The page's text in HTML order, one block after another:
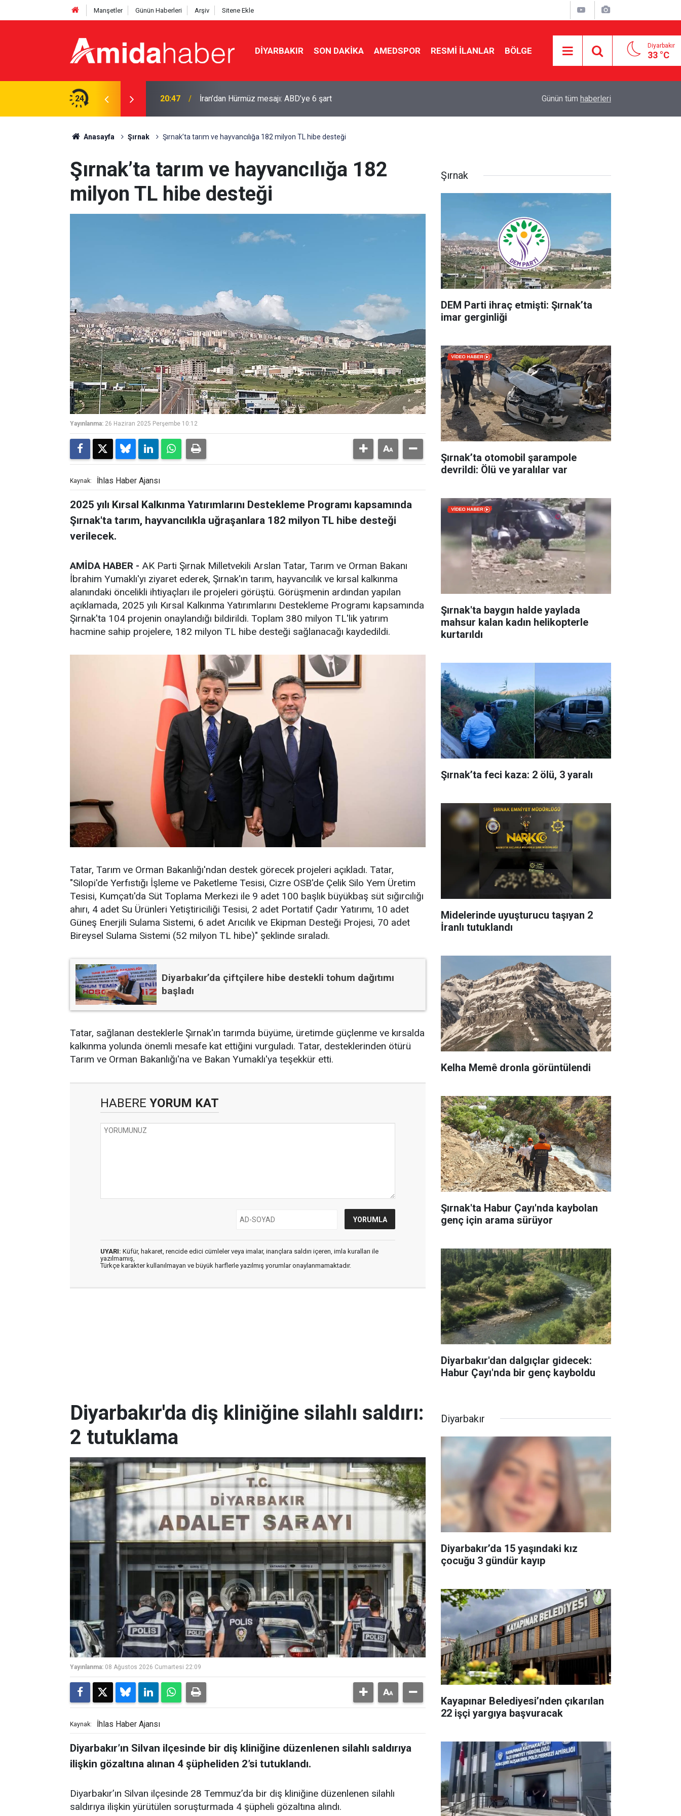
Manşetler Günün Haberleri Arşiv Sitene Ekle
DIYARBAKIR SON DAKIKA AMEDSPOR RESMI İLANLAR BÖLGE Diyarbakır
33 °C
24 20:47 İran’dan Hürmüz mesajı: ABD’ye 6 şart Urfa Kalesi ziyaretçilere yeniden açılıyor: Tarih
Günün tüm haberleri
Anasayfa Şırnak Şırnak’ta tarım ve hayvancılığa 182 milyon TL hibe desteği
Şırnak’ta tarım ve hayvancılığa 182
milyon TL hibe desteği
Yayınlanma: 26 Haziran 2025 Perşembe 10:12
Kaynak: İhlas Haber Ajansı
2025 yılı Kırsal Kalkınma Yatırımlarını Destekleme Programı kapsamında
Şırnak'ta tarım, hayvancılıkla uğraşanlara 182 milyon TL hibe desteği
verilecek.
AMİDA HABER - AK Parti Şırnak Milletvekili Arslan Tatar, Tarım ve Orman Bakanı
İbrahim Yumaklı'yı ziyaret ederek, Şırnak'ın tarım, hayvancılık ve kırsal kalkınma
alanındaki öncelikli ihtiyaçları ile projeleri görüştü. Görüşmenin ardından yapılan
açıklamada, 2025 yılı Kırsal Kalkınma Yatırımlarını Destekleme Programı kapsamında
Şırnak'ta 104 projenin onaylandığı bildirildi. Toplam 380 milyon TL'lik yatırım
hacmine sahip projelere, 182 milyon TL hibe desteği sağlanacağı kaydedildi.
Tatar, Tarım ve Orman Bakanlığı'ndan destek görecek projeleri açıkladı. Tatar,
"Silopi'de Yerfıstığı İşleme ve Paketleme Tesisi, Cizre OSB'de Çelik Silo Yem Üretim
Tesisi, Kumçatı'da Süt Toplama Merkezi ile 9 adet 100 başlık büyükbaş süt sığırcılığı
ahırı, 4 adet Su Ürünleri Yetiştiriciliği Tesisi, 2 adet Portatif Çadır Yatırımı, 10 adet
Güneş Enerjili Sulama Sistemi, 6 adet Arıcılık ve Ekipman Desteği Projesi, 70 adet
Bireysel Sulama Sistemi (52 milyon TL hibe)" şeklinde sıraladı.
Diyarbakır’da çiftçilere hibe destekli tohum dağıtımı
başladı
Tatar, sağlanan desteklerle Şırnak'ın tarımda büyüme, üretimde güçlenme ve kırsalda
kalkınma yolunda önemli mesafe kat ettiğini vurguladı. Tatar, desteklerinden ötürü
Tarım ve Orman Bakanlığı'na ve Bakan Yumaklı'ya teşekkür etti.
HABERE YORUM KAT
UYARI: Küfür, hakaret, rencide edici cümleler veya imalar, inançlara saldırı içeren, imla kuralları ile
yazılmamış,
Türkçe karakter kullanılmayan ve büyük harflerle yazılmış yorumlar onaylanmamaktadır.
Şırnak
DEM Parti ihraç etmişti: Şırnak’ta
imar gerginliği
Şırnak’ta otomobil şarampole
devrildi: Ölü ve yaralılar var
Şırnak'ta baygın halde yaylada
mahsur kalan kadın helikopterle
kurtarıldı
Şırnak’ta feci kaza: 2 ölü, 3 yaralı
Midelerinde uyuşturucu taşıyan 2
İranlı tutuklandı
Kelha Memê dronla görüntülendi
Şırnak'ta Habur Çayı'nda kaybolan
genç için arama sürüyor
Diyarbakır'dan dalgıçlar gidecek:
Habur Çayı'nda bir genç kayboldu
Diyarbakır'da diş kliniğine silahlı saldırı:
2 tutuklama
Yayınlanma: 08 Ağustos 2026 Cumartesi 22:09
Kaynak: İhlas Haber Ajansı
Diyarbakır’ın Silvan ilçesinde bir diş kliniğine düzenlenen silahlı saldırıya
ilişkin gözaltına alınan 4 şüpheliden 2’si tutuklandı.
Diyarbakır’ın Silvan ilçesinde 28 Temmuz’da bir diş kliniğine düzenlenen silahlı
saldırıya ilişkin yürütülen soruşturmada 4 şüpheli gözaltına alındı.
Diyarbakır
Diyarbakır’da 15 yaşındaki kız
çocuğu 3 gündür kayıp
Kayapınar Belediyesi’nden çıkarılan
22 işçi yargıya başvuracak